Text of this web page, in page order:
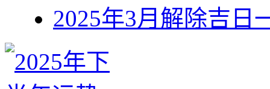
2025年3月解除吉日